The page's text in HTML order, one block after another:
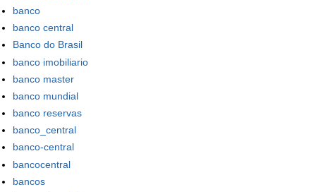
banco
banco central
Banco do Brasil
banco imobiliario
banco master
banco mundial
banco reservas
banco_central
banco-central
bancocentral
bancos